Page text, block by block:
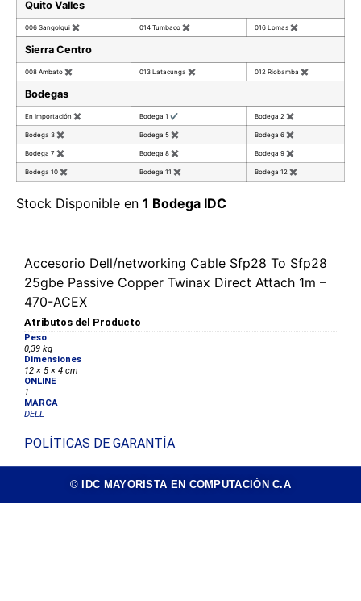
Quito Valles
006 Sangolqui ✖ 014 Tumbaco ✖ 016 Lomas ✖
Sierra Centro
008 Ambato ✖ 013 Latacunga ✖ 012 Riobamba ✖
Bodegas
En Importación ✖ Bodega 1 ✔ Bodega 2 ✖
Bodega 3 ✖ Bodega 5 ✖ Bodega 6 ✖
Bodega 7 ✖ Bodega 8 ✖ Bodega 9 ✖
Bodega 10 ✖ Bodega 11 ✖ Bodega 12 ✖
Stock Disponible en 1 Bodega IDC
Accesorio Dell/networking Cable Sfp28 To Sfp28
25gbe Passive Copper Twinax Direct Attach 1m –
470-ACEX
Atributos del Producto
Peso
0,39 kg
Dimensiones
12 × 5 × 4 cm
ONLINE
1
MARCA
DELL
POLÍTICAS DE GARANTÍA
© IDC MAYORISTA EN COMPUTACIÓN C.A